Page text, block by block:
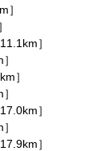
］
11.1km］
］
17.0km］
17.9km］